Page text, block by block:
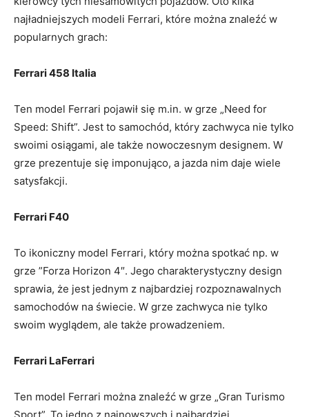
najładniejszych modeli Ferrari, które można znaleźć w
⁢popularnych grach:
Ferrari 458 Italia
Ten ​model Ferrari ‍pojawił się m.in. ​w grze „Need for
Speed: Shift”. Jest to ⁣samochód, który zachwyca nie tylko​
swoimi osiągami, ale także nowoczesnym designem. W
grze ⁣prezentuje się imponująco, a jazda nim daje wiele
‌satysfakcji.
Ferrari F40
To ikoniczny model Ferrari, który można ‍spotkać np. w
grze ⁢”Forza Horizon 4″. Jego charakterystyczny design
sprawia, że jest jednym z najbardziej rozpoznawalnych⁤
samochodów ⁤na świecie. W grze zachwyca nie tylko
swoim wyglądem, ale‍ także prowadzeniem.
Ferrari ​LaFerrari
Ten model Ferrari można znaleźć w grze „Gran Turismo